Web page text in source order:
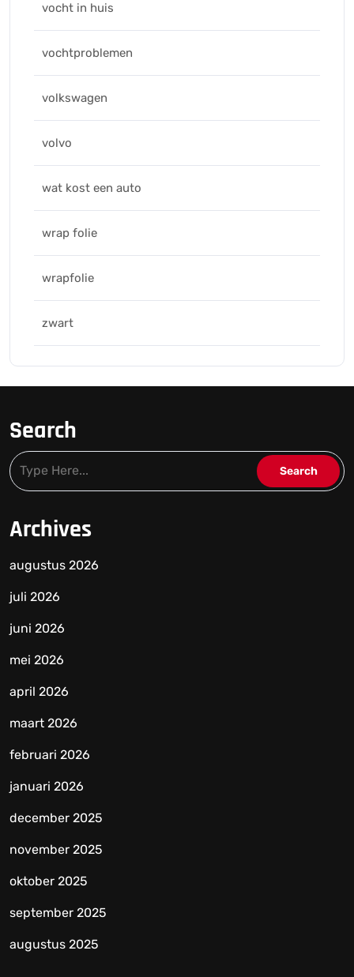
vocht in huis
vochtproblemen
volkswagen
volvo
wat kost een auto
wrap folie
wrapfolie
zwart
Search
Archives
augustus 2026
juli 2026
juni 2026
mei 2026
april 2026
maart 2026
februari 2026
januari 2026
december 2025
november 2025
oktober 2025
september 2025
augustus 2025